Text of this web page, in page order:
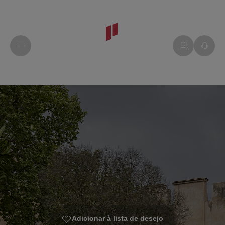
Adicionar à lista de desejo